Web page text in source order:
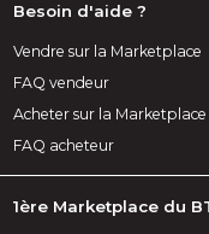
Besoin d'aide ?
Vendre sur la Marketplace
FAQ vendeur
Acheter sur la Marketplace
FAQ acheteur
1ère Marketplace du